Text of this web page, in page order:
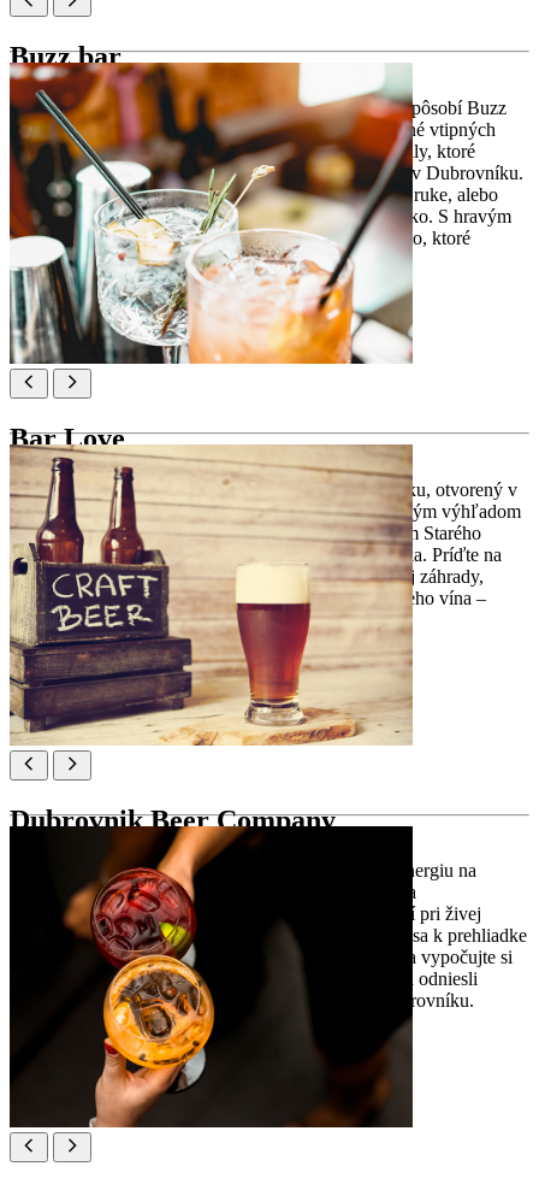
Buzz bar
Ukrytý v úzkej uličke dubrovníckeho Starého Mesta pôsobí Buzz
Bar ako tajomstvo, ktoré stojí za to zdieľať. Steny plné vtipných
citátov a retro detailov vytvárajú atmosféru pre koktaily, ktoré
miestni aj cestovatelia chvália ako jedny z najlepších v Dubrovníku.
Sadnite si na terasu a sledujte ruch ulice s pohárom v ruke, alebo
zostaňte vo vnútri, kde hudba a rozhovory plynú ľahko. S hravým
duchom a srdečnou obsluhou je Buzz Bar malé miesto, ktoré
zanechá veľký dojem.
Poloha:Prijeko ul. 21, Dubrovnik
Bar Love
Love Bar je jediný skutočný rooftop bar v Dubrovníku, otvorený v
roku 2018 na mieste bývalej továrne. S panoramatickým výhľadom
na záliv a ostrovy je obľúbeným únikom pred ruchom Starého
Mesta. Ich motto je jednoduché: bez súdenia, len láska. Príďte na
koktaily pri západe slnka s čerstvou mätou zo strešnej záhrady,
zostaňte na živú hudbu, džbány piva či pohár miestneho vína –
všetko v uvoľnenej a priateľskej atmosfére.
Poloha:Ul. Andrije Hebranga 95, Dubrovnik
Dubrovnik Beer Company
Dubrovnik Beer Company prináša výraznú chuť a energiu na
mestnú craft scénu. V Tap Roome tečie nefiltrované a
nepasterizované pivo priamo z tanku – najlepšie chutí pri živej
hudbe, workshopoch a v dobrej spoločnosti. Pridajte sa k prehliadke
pivovaru, spoznajte majstrov, ochutnajte malé várky a vypočujte si
ich príbehy, alebo si vezmite suvenír, aby ste si ducha odniesli
domov. Viac než bar – domov craftovej scény v Dubrovníku.
Poloha:Obala Ivana Pavla II 15, Dubrovnik